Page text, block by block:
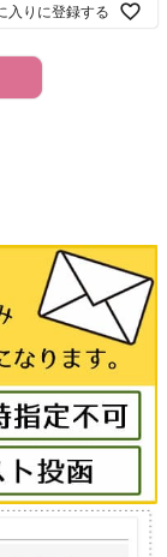
入りに登録する